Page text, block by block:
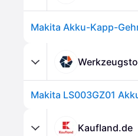
Kaufland.de